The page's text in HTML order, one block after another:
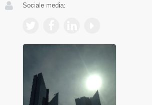
Sociale media: